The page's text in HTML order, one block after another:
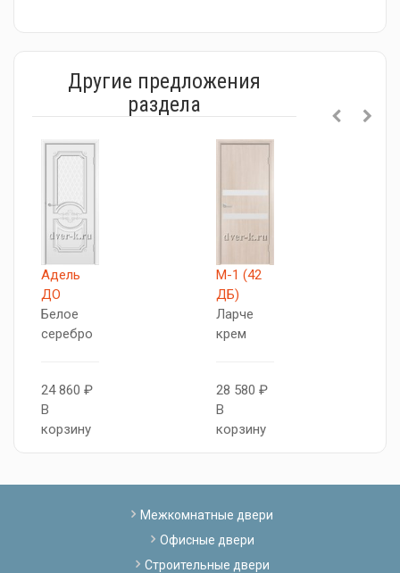
Другие предложения
раздела
Адель
ДО
Белое
серебро
24 860 ₽
В
корзину
М-1 (42
ДБ)
Ларче
крем
28 580 ₽
В
корзину
Межкомнатные двери
Офисные двери
Строительные двери